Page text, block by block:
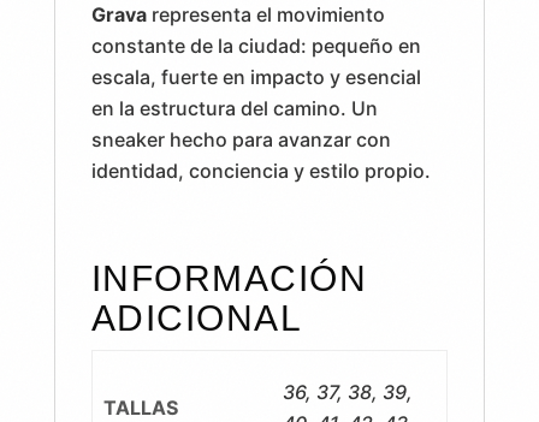
Gravarepresenta el movimiento
constante de la ciudad: pequeño en
escala, fuerte en impacto y esencial
en la estructura del camino. Un
sneaker hecho para avanzar con
identidad, conciencia y estilo propio.
INFORMACIÓN
ADICIONAL
TALLAS
36, 37, 38, 39,